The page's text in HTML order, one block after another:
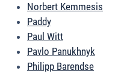
Norbert Kemmesis
Paddy
Paul Witt
Pavlo Panukhnyk
Philipp Barendse